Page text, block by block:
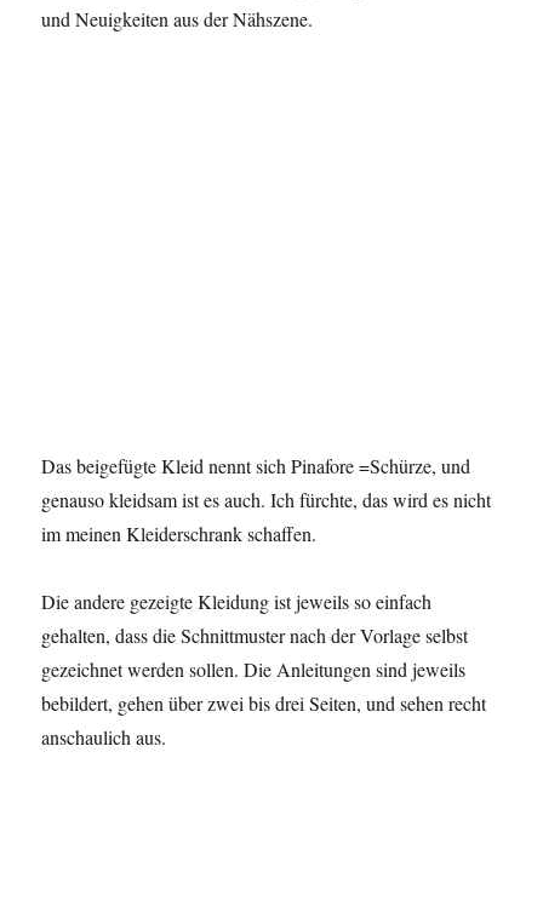
und Neuigkeiten aus der Nähszene.
Das beigefügte Kleid nennt sich Pinafore =Schürze, und
genauso kleidsam ist es auch. Ich fürchte, das wird es nicht
im meinen Kleiderschrank schaffen.
Die andere gezeigte Kleidung ist jeweils so einfach
gehalten, dass die Schnittmuster nach der Vorlage selbst
gezeichnet werden sollen. Die Anleitungen sind jeweils
bebildert, gehen über zwei bis drei Seiten, und sehen recht
anschaulich aus.